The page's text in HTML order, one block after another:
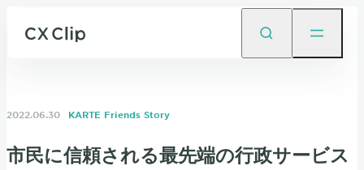
2022.06.30 KARTE Friends Story
市民に信頼される最先端の行政サービス